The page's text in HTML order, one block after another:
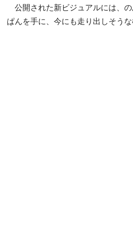
公開された新ビジュアルには、
ぱんを手に、今にも走り出しそうな